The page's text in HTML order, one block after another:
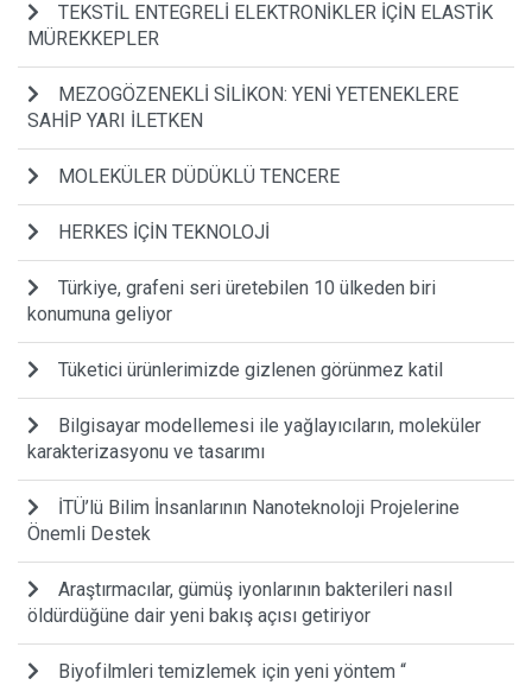
TEKSTİL ENTEGRELİ ELEKTRONİKLER İÇİN ELASTİK
MÜREKKEPLER
MEZOGÖZENEKLİ SİLİKON: YENİ YETENEKLERE
SAHİP YARI İLETKEN
MOLEKÜLER DÜDÜKLÜ TENCERE
HERKES İÇİN TEKNOLOJİ
Türkiye, grafeni seri üretebilen 10 ülkeden biri
konumuna geliyor
Tüketici ürünlerimizde gizlenen görünmez katil
Bilgisayar modellemesi ile yağlayıcıların, moleküler
karakterizasyonu ve tasarımı
İTÜ’lü Bilim İnsanlarının Nanoteknoloji Projelerine
Önemli Destek
Araştırmacılar, gümüş iyonlarının bakterileri nasıl
öldürdüğüne dair yeni bakış açısı getiriyor
Biyofilmleri temizlemek için yeni yöntem “